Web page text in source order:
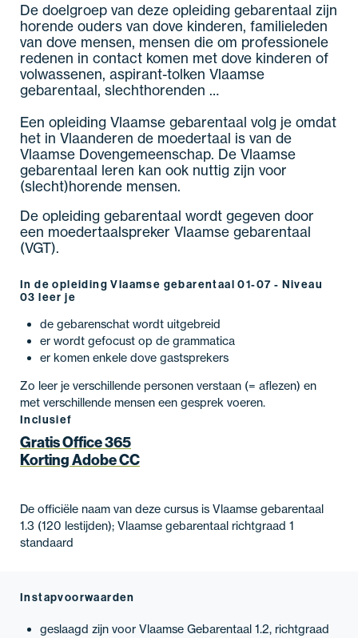
De doelgroep van deze opleiding gebarentaal zijn
horende ouders van dove kinderen, familieleden
van dove mensen, mensen die om professionele
redenen in contact komen met dove kinderen of
volwassenen, aspirant-tolken Vlaamse
gebarentaal, slechthorenden …
Een opleiding Vlaamse gebarentaal volg je omdat
het in Vlaanderen de moedertaal is van de
Vlaamse Dovengemeenschap. De Vlaamse
gebarentaal leren kan ook nuttig zijn voor
(slecht)horende mensen.
De opleiding gebarentaal wordt gegeven door
een moedertaalspreker Vlaamse gebarentaal
(VGT).
In de opleiding Vlaamse gebarentaal 01-07 - Niveau
03 leer je
de gebarenschat wordt uitgebreid
er wordt gefocust op de grammatica
er komen enkele dove gastsprekers
Zo leer je verschillende personen verstaan (= aflezen) en
met verschillende mensen een gesprek voeren.
Inclusief
Gratis Office 365
Korting Adobe CC
De officiële naam van deze cursus is Vlaamse gebarentaal
1.3 (120 lestijden); Vlaamse gebarentaal richtgraad 1
standaard
Instapvoorwaarden
geslaagd zijn voor Vlaamse Gebarentaal 1.2, richtgraad